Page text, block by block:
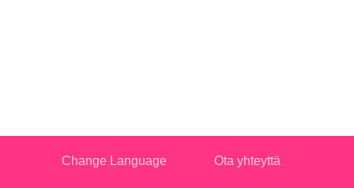
Change Language Ota yhteyttä